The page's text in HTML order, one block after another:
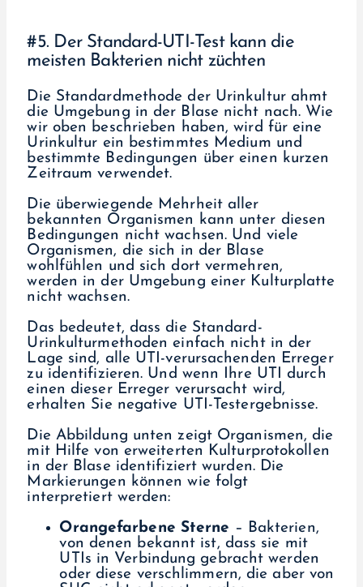
#5. Der Standard-UTI-Test kann die
meisten Bakterien nicht züchten
Die Standardmethode der Urinkultur ahmt
die Umgebung in der Blase nicht nach. Wie
wir oben beschrieben haben, wird für eine
Urinkultur ein bestimmtes Medium und
bestimmte Bedingungen über einen kurzen
Zeitraum verwendet.
Die überwiegende Mehrheit aller
bekannten Organismen kann unter diesen
Bedingungen nicht wachsen. Und viele
Organismen, die sich in der Blase
wohlfühlen und sich dort vermehren,
werden in der Umgebung einer Kulturplatte
nicht wachsen.
Das bedeutet, dass die Standard-
Urinkulturmethoden einfach nicht in der
Lage sind, alle UTI-verursachenden Erreger
zu identifizieren. Und wenn Ihre UTI durch
einen dieser Erreger verursacht wird,
erhalten Sie negative UTI-Testergebnisse.
Die Abbildung unten zeigt Organismen, die
mit Hilfe von erweiterten Kulturprotokollen
in der Blase identifiziert wurden. Die
Markierungen können wie folgt
interpretiert werden:
Orangefarbene Sterne – Bakterien,
von denen bekannt ist, dass sie mit
UTIs in Verbindung gebracht werden
oder diese verschlimmern, die aber von